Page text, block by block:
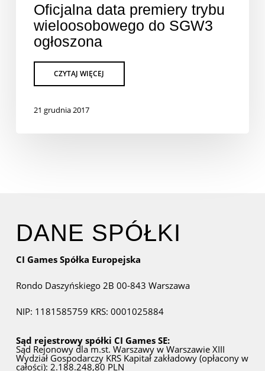
Oficjalna data premiery trybu
wieloosobowego do SGW3
ogłoszona
21 grudnia 2017
DANE SPÓŁKI
CI Games Spółka Europejska
Rondo Daszyńskiego 2B 00-843 Warszawa
NIP: 1181585759 KRS: 0001025884
Sąd rejestrowy spółki CI Games SE:
Sąd Rejonowy dla m.st. Warszawy w WarszawieXIII
Wydział Gospodarczy KRSKapitał zakładowy (opłacony w
całości): 2.188.248,80 PLN